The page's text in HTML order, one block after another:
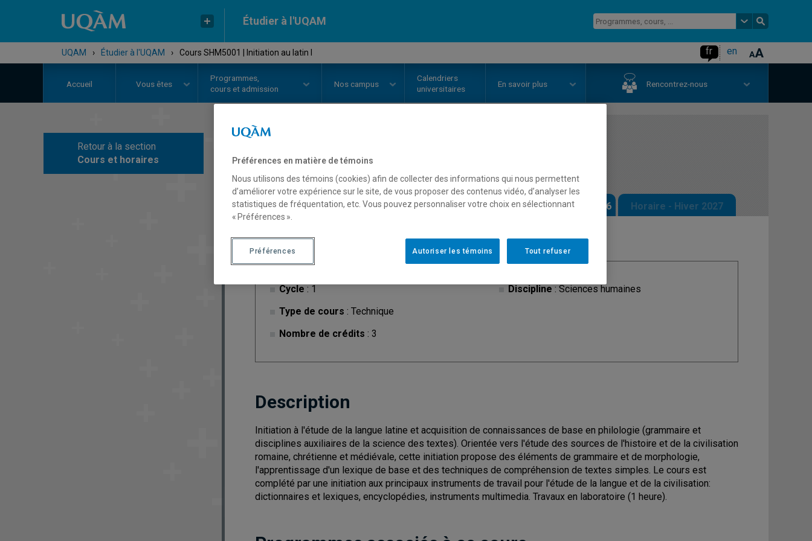
Étudier à l'UQAM
UQAM › Étudier à l'UQAM › Cours SHM5001 | Initiation au latin I fr en
Accueil Vous êtes
Programmes,
cours et admission
Nos campus
Calendriers
universitaires
En savoir plus Rencontrez-nous
Retour à la section
Cours et horaires
COURS// SHM5001
Description Horaire - Été 2026 Horaire - Automne 2026 Horaire - Hiver 2027
Cycle : 1
Type de cours : Technique
Nombre de crédits : 3
Discipline : Sciences humaines
Description
Initiation à l'étude de la langue latine et acquisition de connaissances de base en philologie (grammaire et
disciplines auxiliaires de la science des textes). Orientée vers l'étude des sources de l'histoire et de la civilisation
romaine, chrétienne et médiévale, cette initiation propose des éléments de grammaire et de morphologie,
l'apprentissage d'un lexique de base et des techniques de compréhension de textes simples. Le cours est
complété par une initiation aux principaux instruments de travail pour l'étude de la langue et de la civilisation:
dictionnaires et lexiques, encyclopédies, instruments multimedia. Travaux en laboratoire (1 heure).
Préférences en matière de témoins
Nous utilisons des témoins (cookies) afin de collecter des informations qui nous permettent
d’améliorer votre expérience sur le site, de vous proposer des contenus vidéo, d’analyser les
statistiques de fréquentation, etc. Vous pouvez personnaliser votre choix en sélectionnant
« Préférences ».
Tout refuser
Autoriser les témoins
Préférences